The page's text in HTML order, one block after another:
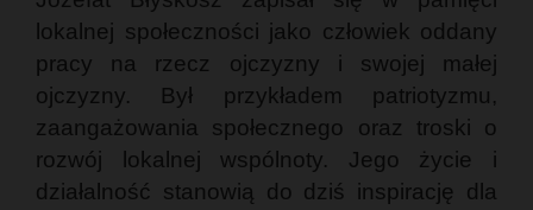
lokalnej społeczności jako człowiek oddany
pracy na rzecz ojczyzny i swojej małej
ojczyzny. Był przykładem patriotyzmu,
zaangażowania społecznego oraz troski o
rozwój lokalnej wspólnoty. Jego życie i
działalność stanowią do dziś inspirację dla